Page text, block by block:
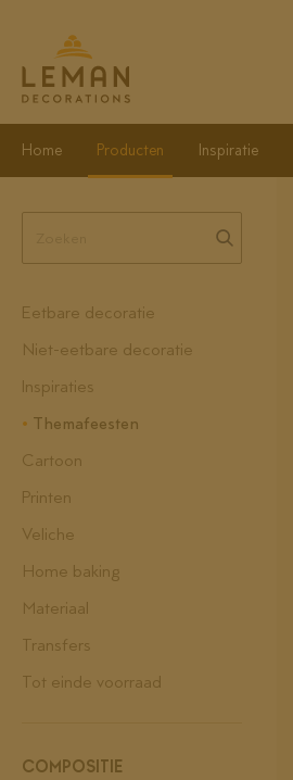
Home Producten Inspiratie
Eetbare decoratie
Niet-eetbare decoratie
Inspiraties
Themafeesten
Cartoon
Printen
Veliche
Home baking
Materiaal
Transfers
Tot einde voorraad
COMPOSITIE